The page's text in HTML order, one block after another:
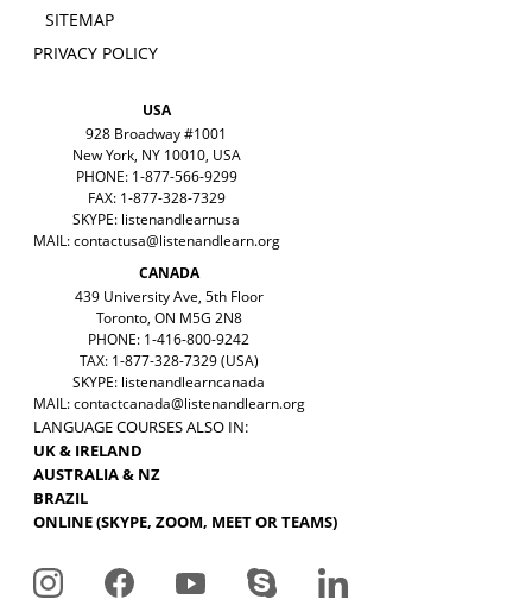
SITEMAP
PRIVACY POLICY
USA
928 Broadway #1001
New York, NY 10010, USA
PHONE: 1-877-566-9299
FAX: 1-877-328-7329
SKYPE: listenandlearnusa
MAIL:contactusa@listenandlearn.org
CANADA
439 University Ave, 5th Floor
Toronto, ON M5G 2N8
PHONE: 1-416-800-9242
TAX: 1-877-328-7329 (USA)
SKYPE: listenandlearncanada
MAIL:contactcanada@listenandlearn.org
LANGUAGE COURSES ALSO IN:
UK & IRELAND
AUSTRALIA & NZ
BRAZIL
ONLINE (SKYPE, ZOOM, MEET OR TEAMS)